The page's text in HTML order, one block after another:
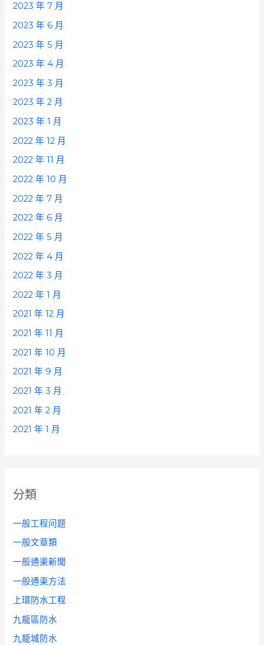
2023 年 7 月
2023 年 6 月
2023 年 5 月
2023 年 4 月
2023 年 3 月
2023 年 2 月
2023 年 1 月
2022 年 12 月
2022 年 11 月
2022 年 10 月
2022 年 7 月
2022 年 6 月
2022 年 5 月
2022 年 4 月
2022 年 3 月
2022 年 1 月
2021 年 12 月
2021 年 11 月
2021 年 10 月
2021 年 9 月
2021 年 3 月
2021 年 2 月
2021 年 1 月
分類
一般工程问题
一般文章類
一般通渠新聞
一般通渠方法
上環防水工程
九龍區防水
九龍城防水